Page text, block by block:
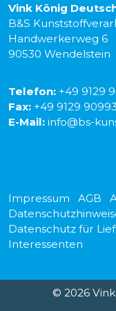
Vink König
B&S
Handwerkerweg 6
90530 Wendelstein
Telefon: +49 9129
Fax: +49 9129
E-Mail: info@bs-
Impressum AGB
Datenschutz für
Interessenten
© 2026